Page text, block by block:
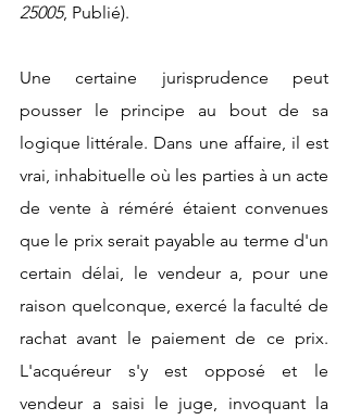
25005, Publié).
Une certaine jurisprudence peut
pousser le principe au bout de sa
logique littérale. Dans une affaire, il est
vrai, inhabituelle où les parties à un acte
de vente à réméré étaient convenues
que le prix serait payable au terme d'un
certain délai, le vendeur a, pour une
raison quelconque, exercé la faculté de
rachat avant le paiement de ce prix.
L'acquéreur s'y est opposé et le
vendeur a saisi le juge, invoquant la